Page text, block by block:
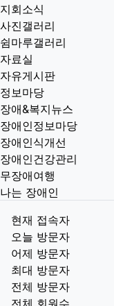
지회소식
사진갤러리
쉼마루갤러리
자료실
자유게시판
정보마당
장애&복지뉴스
장애인정보마당
장애인식개선
장애인건강관리
무장애여행
나는 장애인
현재 접속자
오늘 방문자
어제 방문자
최대 방문자
전체 방문자
전체 회원수